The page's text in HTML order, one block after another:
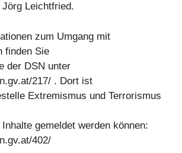
Leichtfried.
zum Umgang mit
finden Sie
der DSN unter
217/ . Dort ist
Extremismus und Terrorismus
gemeldet werden können:
402/